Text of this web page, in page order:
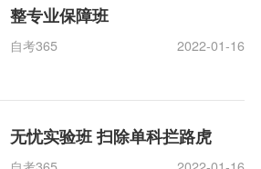
整专业保障班
自考365 2022-01-16
无忧实验班 扫除单科拦路虎